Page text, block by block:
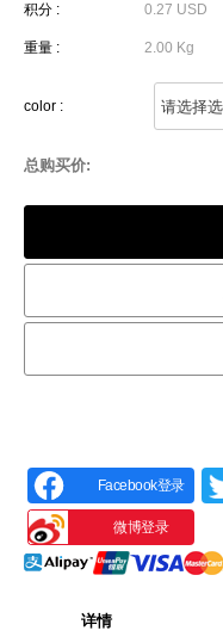
积分 : 0.27 USD
重量 : 2.00 Kg
color :
总购买价:
Facebook登录
微博登录
详情